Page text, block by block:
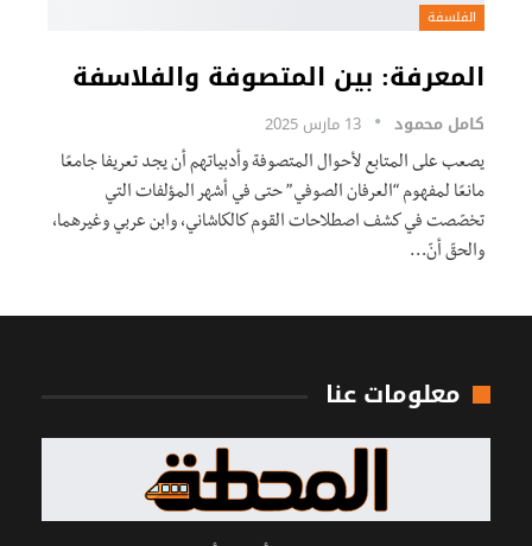
الفلسفة
المعرفة: بين المتصوفة والفلاسفة
كامل محمود 13 مارس 2025
يصعب على المتابع لأحوال المتصوفة وأدبياتهم أن يجد تعريفا جامعًا
مانعًا لمفهوم “العرفان الصوفي” حتى في أشهر المؤلفات التي
تخصّصت في كشف اصطلاحات القوم كالكاشاني، وابن عربي وغيرهما،
والحقّ أنّ…
معلومات عنا